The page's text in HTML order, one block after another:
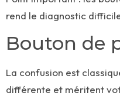
rend le diagnostic
Bouton de
La confusion est
différente et méritent